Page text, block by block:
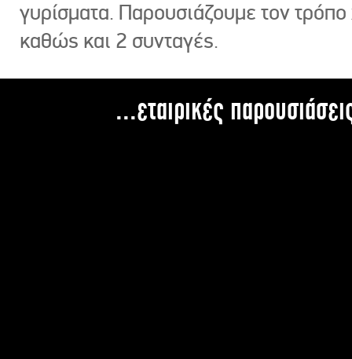
γυρίσματα. Παρουσιάζουμε τον
καθώς και 2 συνταγές.
...εταιρικές